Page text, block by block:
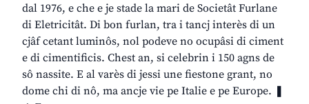
dal 1976, e che e je stade la mari de Societât Furlane
di Eletricitât. Di bon furlan, tra i tancj interès di un
cjâf cetant luminôs, nol podeve no ocupâsi di ciment
e di cimentificis. Chest an, si celebrin i 150 agns de
sô nassite. E al varès di jessi une fiestone grant, no
dome chi di nô, ma ancje vie pe Italie e pe Europe. ❚